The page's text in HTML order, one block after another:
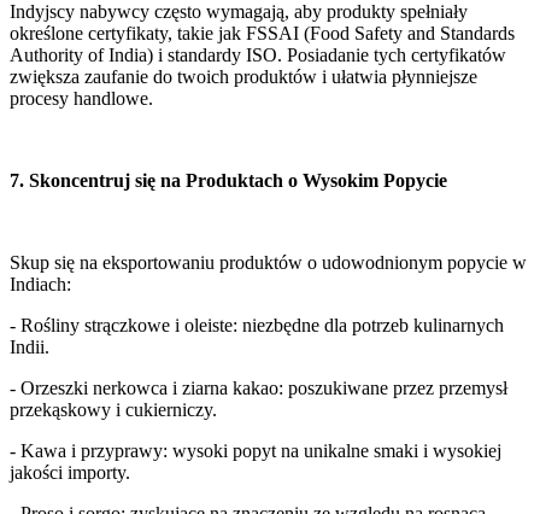
Indyjscy nabywcy często wymagają, aby produkty spełniały
określone certyfikaty, takie jak FSSAI (Food Safety and Standards
Authority of India) i standardy ISO. Posiadanie tych certyfikatów
zwiększa zaufanie do twoich produktów i ułatwia płynniejsze
procesy handlowe.
7. Skoncentruj się na Produktach o Wysokim Popycie
Skup się na eksportowaniu produktów o udowodnionym popycie w
Indiach:
- Rośliny strączkowe i oleiste: niezbędne dla potrzeb kulinarnych
Indii.
- Orzeszki nerkowca i ziarna kakao: poszukiwane przez przemysł
przekąskowy i cukierniczy.
- Kawa i przyprawy: wysoki popyt na unikalne smaki i wysokiej
jakości importy.